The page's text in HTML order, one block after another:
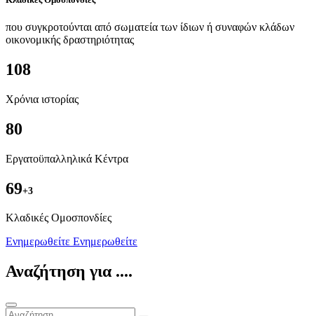
που συγκροτούνται από σωματεία των ίδιων ή συναφών κλάδων
οικονομικής δραστηριότητας
108
Χρόνια ιστορίας
80
Εργατοϋπαλληλικά Κέντρα
69+3
Kλαδικές Ομοσπονδίες
Ενημερωθείτε Ενημερωθείτε
Αναζήτηση για ....